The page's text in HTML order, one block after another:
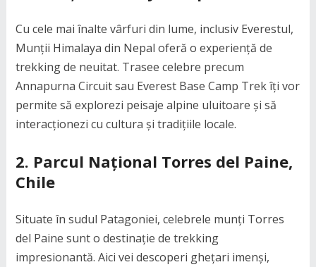
Cu cele mai înalte vârfuri din lume, inclusiv Everestul,
Munții Himalaya din Nepal oferă o experiență de
trekking de neuitat. Trasee celebre precum
Annapurna Circuit sau Everest Base Camp Trek îți vor
permite să explorezi peisaje alpine uluitoare și să
interacționezi cu cultura și tradițiile locale.
2. Parcul Național Torres del Paine,
Chile
Situate în sudul Patagoniei, celebrele munți Torres
del Paine sunt o destinație de trekking
impresionantă. Aici vei descoperi ghețari imenși,